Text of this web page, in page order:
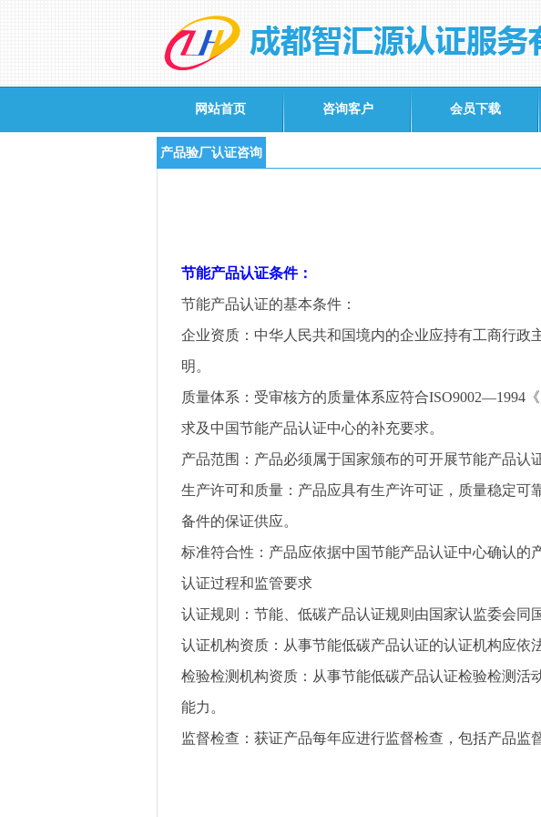
网站首页 咨询客户 会员下载
产品验厂认证咨询
节能产品认证条件：
节能产品认证的基本条件 ：
企业资质 ：中华人民共和国境内的企业应持有工商行政
明。
质量体系 ：受审核方的质量体系应符合ISO9002—1994
求及 中国节能产品认证中心的补充要求。
产品范围 ：产品必须属于国家颁布的可开展节能产品认
生产许可和质量 ：产品应具有生产许可证，质量稳定
备件的保证供应。
标准符合性 ：产品应依据中国节能产品认证中心确认
认证过程和监管要求
认证规则
：节能、低碳产品认证规则由国家认监委会同
认证机构资质 ：从事节能低碳产品认证的认证机构应依
检验检测机构资质 ：从事节能低碳产品认证检验检测
能力。
监督检查 ：获证产品每年应进行监督检查，包括产品